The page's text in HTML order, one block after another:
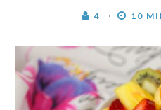
4 10